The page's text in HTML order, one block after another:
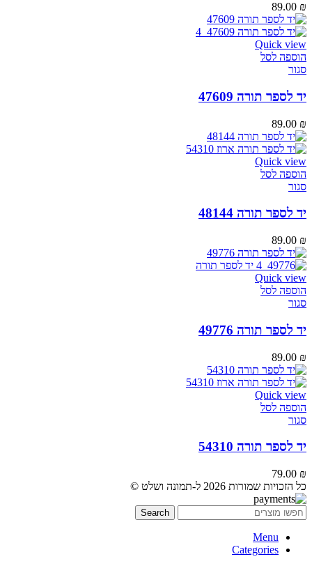
89.00 ₪
Quick view
הוספה לסל
סגור
יד לספר תורה 47609
89.00 ₪
Quick view
הוספה לסל
סגור
יד לספר תורה 48144
89.00 ₪
Quick view
הוספה לסל
סגור
יד לספר תורה 49776
89.00 ₪
Quick view
הוספה לסל
סגור
יד לספר תורה 54310
79.00 ₪
כל הזכויות שמורות 2026 ל-תמונה ושלט ©
Search
Menu
Categories